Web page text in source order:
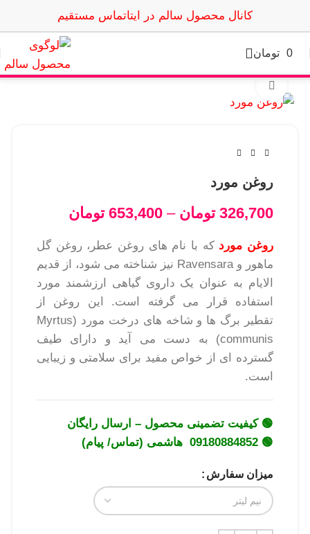
کانال محصول سالم در ایتاتماس مستقیم
0 تومان
روغن مورد
326,700 تومان –
653,400 تومان
روغن مورد که با نام های روغن عطر، روغن گل
ماهور و Ravensara نیز شناخته می شود، از قدیم
الایام به عنوان یک داروی گیاهی ارزشمند مورد
استفاده قرار می گرفته است. این روغن از
تقطیر برگ ها و شاخه های درخت مورد (Myrtus
communis) به دست می آید و دارای طیف
گسترده ای از خواص مفید برای سلامتی و زیبایی
است.
🟢 کیفیت تضمینی محصول – ارسال رایگان
🟢 09180884852 هاشمی (تماس/ پیام)
میزان سفارش